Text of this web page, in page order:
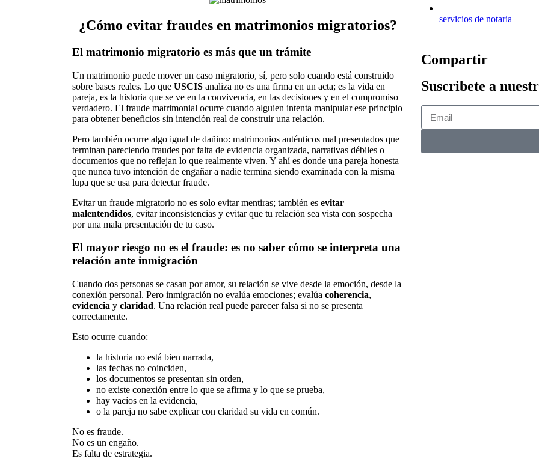
¿Cómo evitar fraudes en matrimonios migratorios?
El matrimonio migratorio es más que un trámite
Un matrimonio puede mover un caso migratorio, sí, pero solo cuando está construido
sobre bases reales. Lo que USCIS analiza no es una firma en un acta; es la vida en
pareja, es la historia que se ve en la convivencia, en las decisiones y en el compromiso
verdadero. El fraude matrimonial ocurre cuando alguien intenta manipular ese principio
para obtener beneficios sin intención real de construir una relación.
Pero también ocurre algo igual de dañino: matrimonios auténticos mal presentados que
terminan pareciendo fraudes por falta de evidencia organizada, narrativas débiles o
documentos que no reflejan lo que realmente viven. Y ahí es donde una pareja honesta
que nunca tuvo intención de engañar a nadie termina siendo examinada con la misma
lupa que se usa para detectar fraude.
Evitar un fraude migratorio no es solo evitar mentiras; también es evitar
malentendidos, evitar inconsistencias y evitar que tu relación sea vista con sospecha
por una mala presentación de tu caso.
El mayor riesgo no es el fraude: es no saber cómo se interpreta una
relación ante inmigración
Cuando dos personas se casan por amor, su relación se vive desde la emoción, desde la
conexión personal. Pero inmigración no evalúa emociones; evalúa coherencia,
evidencia y claridad. Una relación real puede parecer falsa si no se presenta
correctamente.
Esto ocurre cuando:
la historia no está bien narrada,
las fechas no coinciden,
los documentos se presentan sin orden,
no existe conexión entre lo que se afirma y lo que se prueba,
hay vacíos en la evidencia,
o la pareja no sabe explicar con claridad su vida en común.
No es fraude.
No es un engaño.
Es falta de estrategia.
servicios de notaria
Compartir
Suscribete a